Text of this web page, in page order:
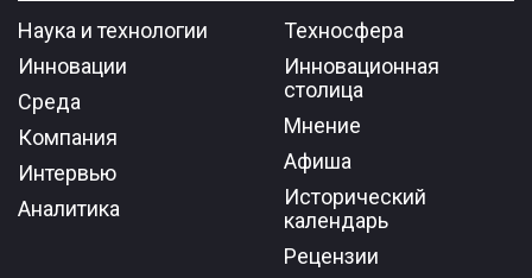
Наука и технологии
Инновации
Среда
Компания
Интервью
Аналитика
Техносфера
Инновационная
столица
Мнение
Афиша
Исторический
календарь
Рецензии